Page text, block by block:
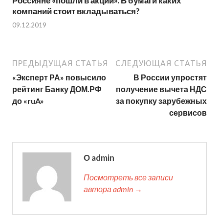
компаний стоит вкладываться?
09.12.2019
ПРЕДЫДУЩАЯ СТАТЬЯ
​«Эксперт РА» повысило
рейтинг Банку ДОМ.РФ
до «ruA»
СЛЕДУЮЩАЯ СТАТЬЯ
В России упростят
получение вычета НДС
за покупку зарубежных
сервисов
О admin
Посмотреть все записи
автора admin →